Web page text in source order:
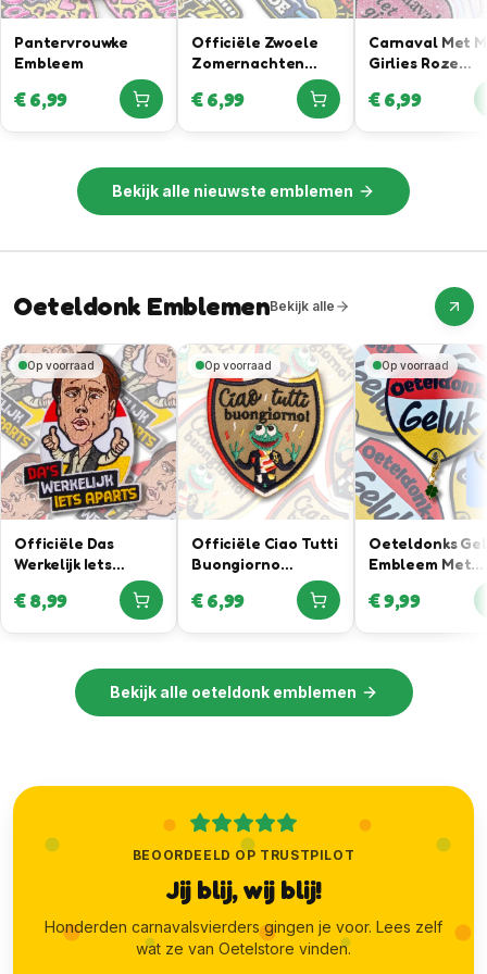
Pantervrouwke
Embleem
€6,99
Officiële Zwoele
Zomernachten
Samenwerking Met
€6,99
Carnaval Met
Girlies Roze
€6,99
Bekijk alle nieuwste emblemen
Oeteldonk EmblemenBekijk alle
Op voorraad
Officiële Das
Werkelijk Iets
Aparts Oeteldonk
Embleem in
samenwerking met
Automotive
€8,99
Op voorraad
Officiële Ciao Tutti
Buongiorno
samenwerking met
€6,99
Op voorraad
Oeteldonks
Embleem Met
Hanger
€9,99
Bekijk alle oeteldonk emblemen
BEOORDEELD OP TRUSTPILOT
Jij blij, wij blij!
Honderden carnavalsvierders gingen je voor. Lees zelf
wat ze van Oetelstore vinden.